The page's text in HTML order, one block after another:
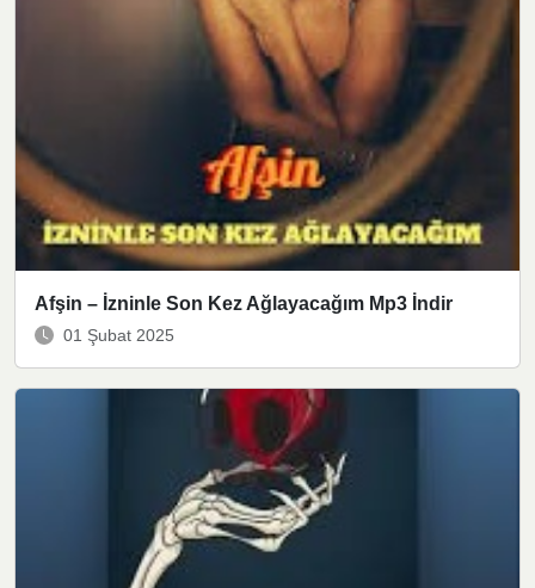
Afşin – İzninle Son Kez Ağlayacağım Mp3 İndir
01 Şubat 2025